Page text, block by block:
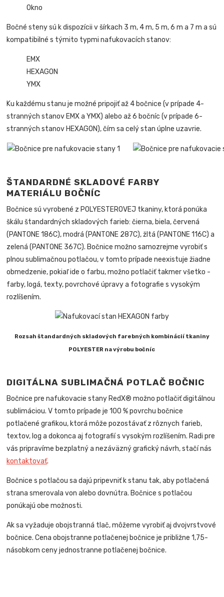
Okno
Bočné steny sú k dispozícii v šírkach 3 m, 4 m, 5 m, 6 m a 7 m a sú
kompatibilné s týmito typmi nafukovacích stanov:
EMX
HEXAGON
YMX
Ku každému stanu je možné pripojiť až 4 bočnice (v prípade 4-
stranných stanov EMX a YMX) alebo až 6 bočníc (v prípade 6-
stranných stanov HEXAGON), čím sa celý stan úplne uzavrie.
ŠTANDARDNÉ SKLADOVÉ FARBY
MATERIÁLU BOČNÍC
Bočnice sú vyrobené z POLYESTEROVEJ tkaniny, ktorá ponúka
škálu štandardných skladových farieb: čierna, biela, červená
(PANTONE 186C), modrá (PANTONE 287C), žltá (PANTONE 116C) a
zelená (PANTONE 367C). Bočnice možno samozrejme vyrobiť s
plnou sublimačnou potlačou, v tomto prípade neexistuje žiadne
obmedzenie, pokiaľ ide o farbu, možno potlačiť takmer všetko -
farby, logá, texty, povrchové úpravy a fotografie s vysokým
rozlíšením.
Rozsah štandardných skladových farebných kombinácií tkaniny
POLYESTER na výrobu bočníc
DIGITÁLNA SUBLIMAČNÁ POTLAČ BOČNIC
Bočnice pre nafukovacie stany RedX® možno potlačiť digitálnou
sublimáciou. V tomto prípade je 100 % povrchu bočnice
potlačené grafikou, ktorá môže pozostávať z rôznych farieb,
textov, log a dokonca aj fotografií s vysokým rozlíšením. Radi pre
vás pripravíme bezplatný a nezáväzný grafický návrh, stačí nás
kontaktovať.
Bočnice s potlačou sa dajú pripevniť k stanu tak, aby potlačená
strana smerovala von alebo dovnútra. Bočnice s potlačou
ponúkajú obe možnosti.
Ak sa vyžaduje obojstranná tlač, môžeme vyrobiť aj dvojvrstvové
bočnice. Cena obojstranne potlačenej bočnice je približne 1,75-
násobkom ceny jednostranne potlačenej bočnice.